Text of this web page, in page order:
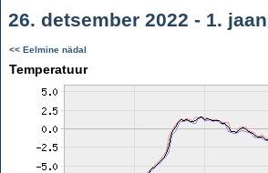
26. detsember 2022 - 1.
<< Eelmine nädal
Temperatuur